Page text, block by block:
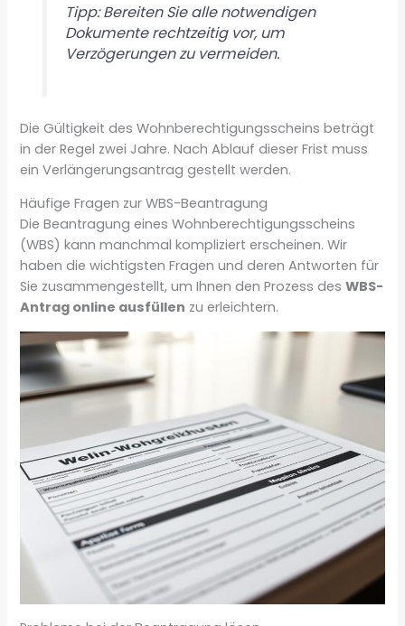
Tipp: Bereiten Sie alle notwendigen
Dokumente rechtzeitig vor, um
Verzögerungen zu vermeiden.
Die Gültigkeit des Wohnberechtigungsscheins beträgt
in der Regel zwei Jahre. Nach Ablauf dieser Frist muss
ein Verlängerungsantrag gestellt werden.
Häufige Fragen zur WBS-Beantragung
Die Beantragung eines Wohnberechtigungsscheins
(WBS) kann manchmal kompliziert erscheinen. Wir
haben die wichtigsten Fragen und deren Antworten für
Sie zusammengestellt, um Ihnen den Prozess desWBS-
Antrag online ausfüllen zu erleichtern.